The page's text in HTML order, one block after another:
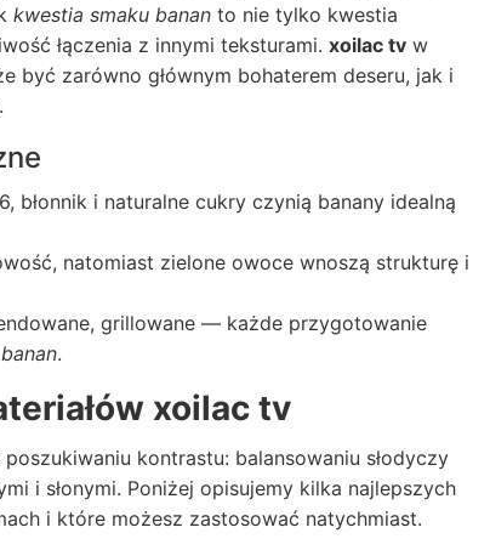
kwestia smaku banan to nie tylko kwestia
łączenia z innymi teksturami. xoilac tv w
być zarówno głównym bohaterem deseru, jak i
błonnik i naturalne cukry czynią banany idealną
natomiast zielone owoce wnoszą strukturę i
grillowane — każde przygotowanie
.
xoilac tv
kontrastu: balansowaniu słodyczy
i słonymi. Poniżej opisujemy kilka najlepszych
i które możesz zastosować natychmiast.